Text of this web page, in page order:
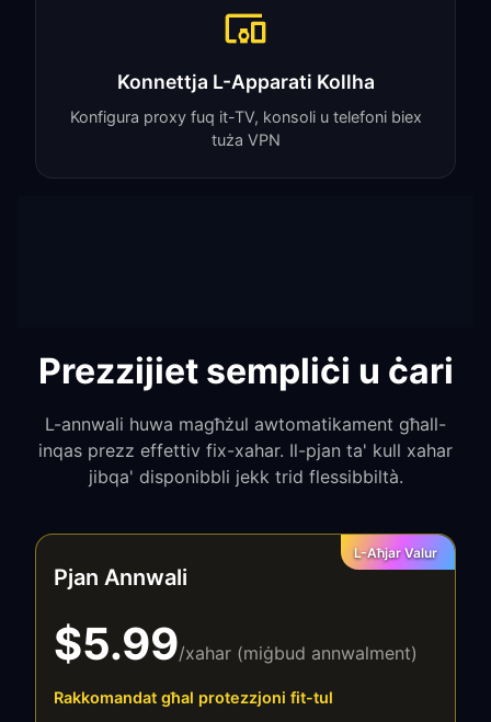
Konnettja L-Apparati Kollha
Konfigura proxy fuq it-TV, konsoli u telefoni biex
tuża VPN
Prezzijiet sempliċi u ċari
L-annwali huwa magħżul awtomatikament għall-
inqas prezz effettiv fix-xahar. Il-pjan ta' kull xahar
jibqa' disponibbli jekk trid flessibbiltà.
L-Aħjar Valur
Pjan Annwali
$5.99/xahar (miġbud annwalment)
Rakkomandat għal protezzjoni fit-tul